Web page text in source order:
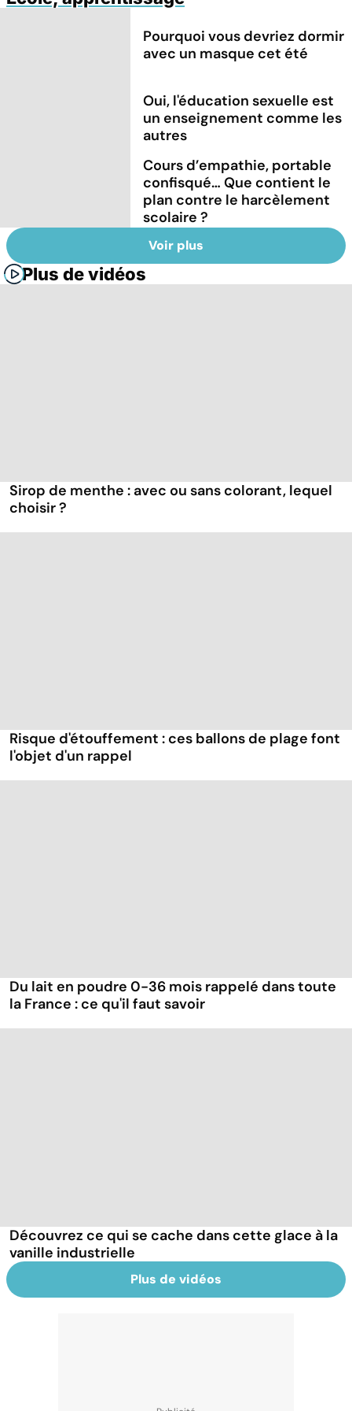
Pourquoi vous devriez dormir
avec un masque cet été
Oui, l'éducation sexuelle est
un enseignement comme les
autres
Cours d’empathie, portable
confisqué… Que contient le
plan contre le harcèlement
scolaire ?
Voir plus
Plus de vidéos
Sirop de menthe : avec ou sans colorant, lequel
choisir ?
Risque d'étouffement : ces ballons de plage font
l'objet d'un rappel
Du lait en poudre 0-36 mois rappelé dans toute
la France : ce qu'il faut savoir
Découvrez ce qui se cache dans cette glace à la
vanille industrielle
Plus de vidéos